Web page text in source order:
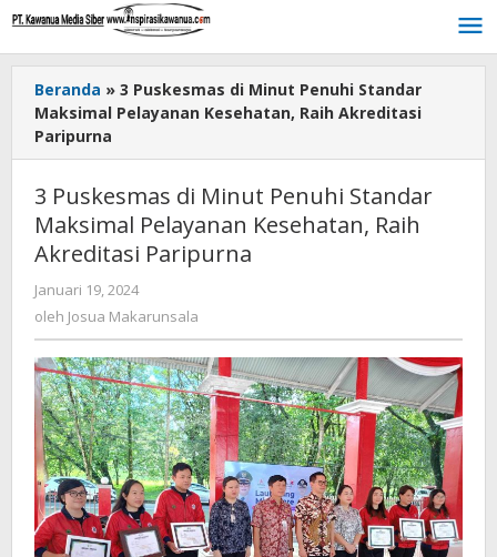
Lewati
konten
Beranda » 3 Puskesmas di Minut Penuhi Standar
Maksimal Pelayanan Kesehatan, Raih Akreditasi
Paripurna
3 Puskesmas di Minut Penuhi Standar
Maksimal Pelayanan Kesehatan, Raih
Akreditasi Paripurna
Januari 19, 2024
Josua
oleh Josua Makarunsala